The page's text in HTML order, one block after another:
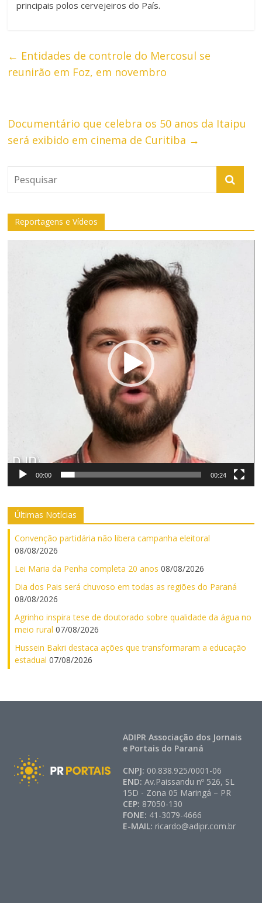
principais polos cervejeiros do País.
← Entidades de controle do Mercosul se
reunirão em Foz, em novembro
Documentário que celebra os 50 anos da Itaipu
será exibido em cinema de Curitiba →
Reportagens e Vídeos
00:00 00:24
Últimas Notícias
Convenção partidária não libera campanha eleitoral
08/08/2026
Lei Maria da Penha completa 20 anos 08/08/2026
Dia dos Pais será chuvoso em todas as regiões do Paraná
08/08/2026
Agrinho inspira tese de doutorado sobre qualidade da água no
meio rural 07/08/2026
Hussein Bakri destaca ações que transformaram a educação
estadual 07/08/2026
ADIPR Associação dos Jornais
e Portais do Paraná
CNPJ: 00.838.925/0001-06
END:Av.Paissandu nº 526, SL
15D - Zona 05 Maringá – PR
CEP: 87050-130
FONE: 41-3079-4666
E-MAIL: ricardo@adipr.com.br